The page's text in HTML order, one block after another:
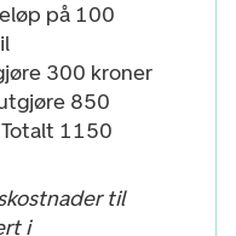
på 100
300 kroner
850
1150
til
i